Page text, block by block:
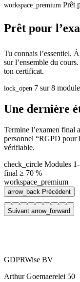
workspace_premium Prêt
Prêt pour
Tu connais l’essentiel.
sur l’ensemble du
ton certificat.
lock_open 7 sur 8
Une dernière
Termine l’examen final
personnel “RGPD pour
vérifiable.
check_circle Modules
final ≥ 70 %
workspace_premium
arrow_back Précédent
Suivant arrow_forward
GDPRWise BV
Arthur Goemaerelei 50